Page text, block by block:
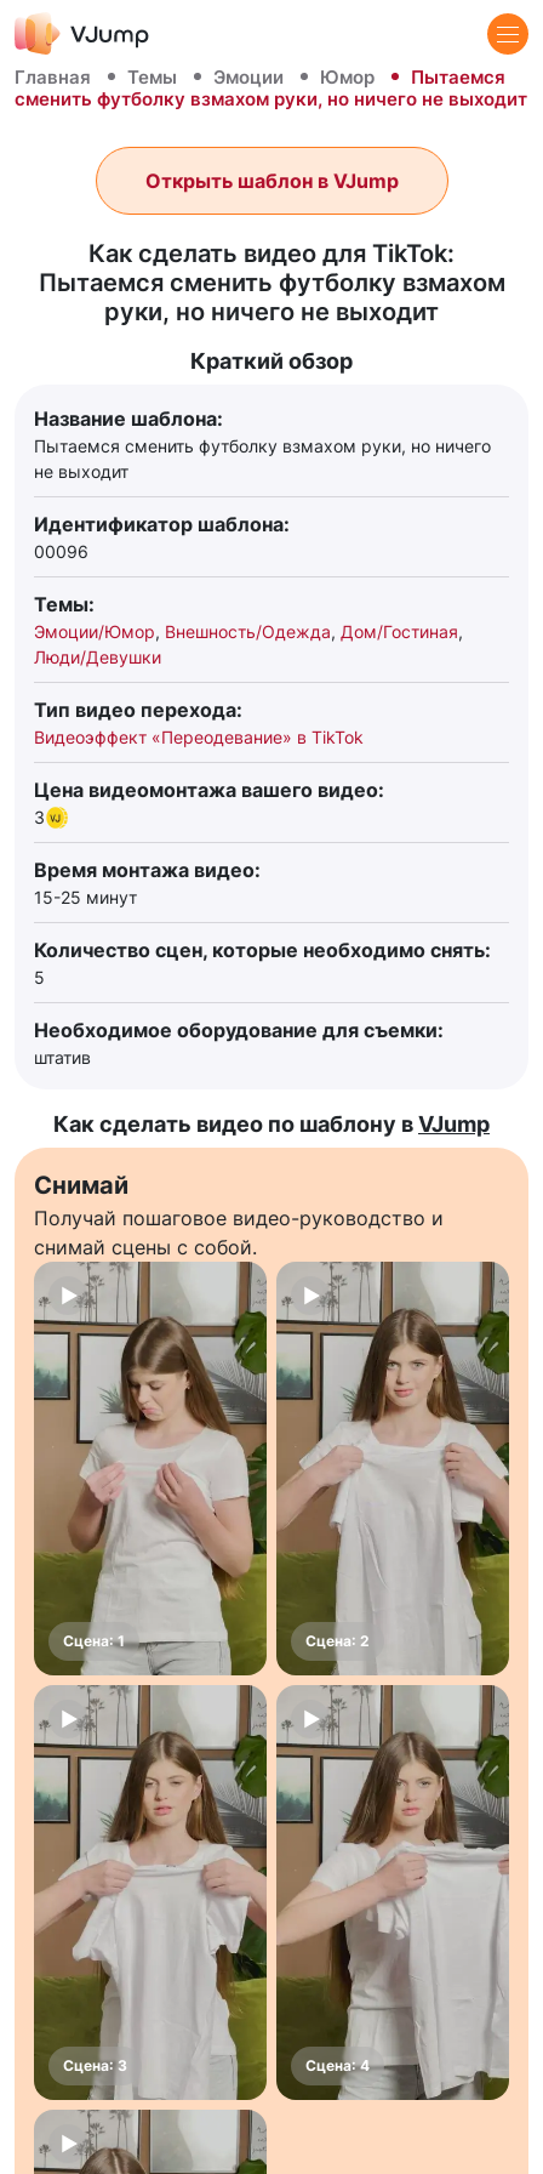
Главная Темы Эмоции Юмор
Пытаемся
сменить футболку взмахом руки, но ничего не выходит
Как сделать видео для TikTok:
Пытаемся сменить футболку взмахом
руки, но ничего не выходит
Открыть шаблон в VJump
Краткий обзор
Название шаблона:
Пытаемся сменить футболку взмахом руки, но ничего
не выходит
Идентификатор шаблона:
00096
Темы:
Эмоции/Юмор, Внешность/Одежда, Дом/Гостиная,
Люди/Девушки
Тип видео перехода:
Видеоэффект «Переодевание» в TikTok
Цена видеомонтажа вашего видео:
3
Время монтажа видео:
15-25 минут
Количество сцен, которые необходимо снять:
5
Необходимое оборудование для съемки:
штатив
Как сделать видео по шаблону вVJump
Снимай
Получай пошаговое видео-руководство и
снимай сцены с собой.